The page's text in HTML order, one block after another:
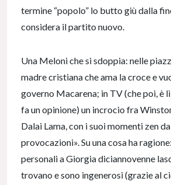
termine “popolo” lo butto giù dalla
considera il partito nuovo.
Una Meloni che si sdoppia: nelle
madre cristiana che ama la croce e
governo Macarena; in TV (che poi, è
fa un opinione) un incrocio fra
Dalai Lama, con i suoi momenti zen
provocazioni». Su una cosa ha
personali a Giorgia diciannovenne
trovano e sono ingenerosi (grazie al